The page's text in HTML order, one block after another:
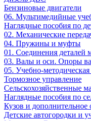
Бензиновые двигатели
06. Мультимедийные
Наглядные пособия по
02. Механические
04. Пружины и муфты
01. Соединения деталей
03. Валы и оси. Опоры
05. Учебно-
Тормозное управление
Сельскохозяйственные
Наглядные пособия по
Кузов и дополнительное
Детские автогородки и